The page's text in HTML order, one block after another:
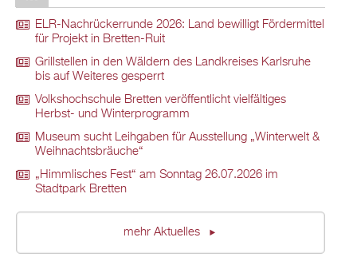
ELR-Nachrückerrunde 2026: Land bewilligt Fördermittel
für Projekt in Bretten-Ruit
Grillstellen in den Wäldern des Landkreises Karlsruhe
bis auf Weiteres gesperrt
Volkshochschule Bretten veröffentlicht vielfältiges
Herbst- und Winterprogramm
Museum sucht Leihgaben für Ausstellung „Winterwelt &
Weihnachtsbräuche“
„Himmlisches Fest“ am Sonntag 26.07.2026 im
Stadtpark Bretten
mehr Aktuelles